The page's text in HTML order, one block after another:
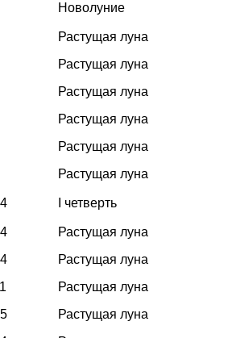
Новолуние
Растущая луна
Растущая луна
Растущая луна
Растущая луна
Растущая луна
Растущая луна
I четверть
Растущая луна
Растущая луна
Растущая луна
Растущая луна